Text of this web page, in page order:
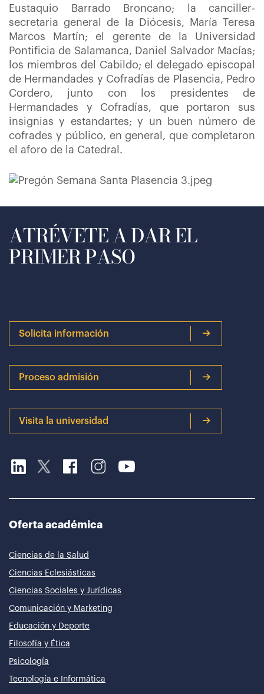
Eustaquio Barrado Broncano; la canciller-
secretaria general de la Diócesis, María Teresa
Marcos Martín; el gerente de la Universidad
Pontificia de Salamanca, Daniel Salvador Macías;
los miembros del Cabildo; el delegado episcopal
de Hermandades y Cofradías de Plasencia, Pedro
Cordero, junto con los presidentes de
Hermandades y Cofradías, que portaron sus
insignias y estandartes; y un buen número de
cofrades y público, en general, que completaron
el aforo de la Catedral.
ATRÉVETE A DAR EL
PRIMER PASO
Solicita información
Proceso admisión
Visita la universidad
Oferta académica
Ciencias de la Salud
Ciencias Eclesiásticas
Ciencias Sociales y Jurídicas
Comunicación y Marketing
Educación y Deporte
Filosofía y Ética
Psicología
Tecnología e Informática